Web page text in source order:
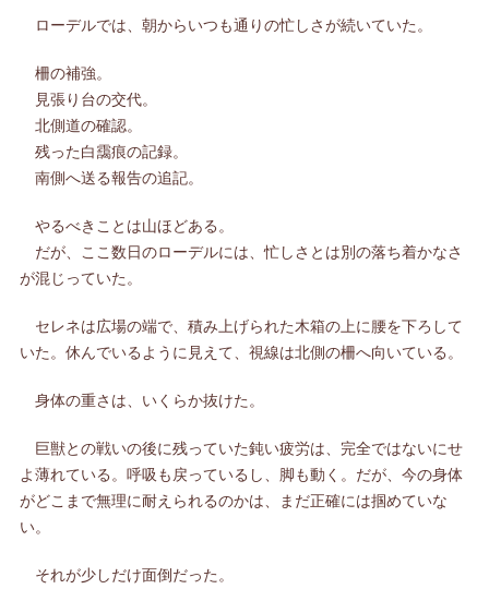
ローデルでは、朝からいつも通りの忙しさが続いていた。
柵の補強。
見張り台の交代。
北側道の確認。
残った白靄痕の記録。
南側へ送る報告の追記。
やるべきことは山ほどある。
だが、ここ数日のローデルには、忙しさとは別の落ち着かなさ
が混じっていた。
セレネは広場の端で、積み上げられた木箱の上に腰を下ろして
いた。休んでいるように見えて、視線は北側の柵へ向いている。
身体の重さは、いくらか抜けた。
巨獣との戦いの後に残っていた鈍い疲労は、完全ではないにせ
よ薄れている。呼吸も戻っているし、脚も動く。だが、今の身体
がどこまで無理に耐えられるのかは、まだ正確には掴めていな
い。
それが少しだけ面倒だった。